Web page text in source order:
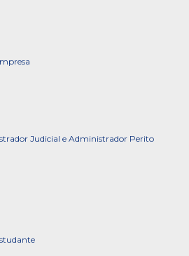
Judicial e Administrador Perito